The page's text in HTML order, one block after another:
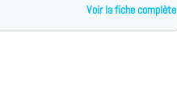
Voir la fiche complète